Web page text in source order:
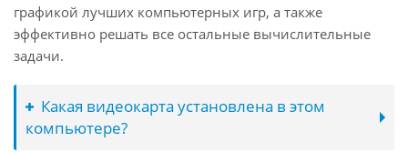
графикой лучших компьютерных игр, а также
эффективно решать все остальные вычислительные
задачи.
Какая видеокарта установлена в этом
компьютере?